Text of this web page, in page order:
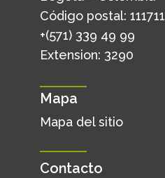
Código postal: 111711
+(571) 339 49 99
Extension: 3290
Mapa
Mapa del sitio
Contacto